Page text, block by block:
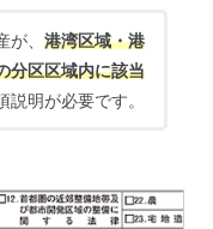
、 港湾区域・港
分区区域内に該当
説明が必要です。